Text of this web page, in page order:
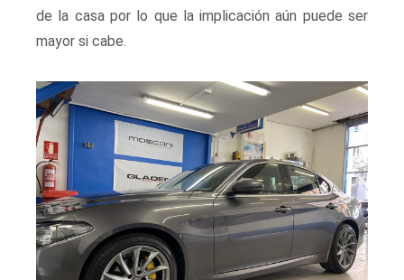
de la casa por lo que la implicación aún puede ser
mayor si cabe.